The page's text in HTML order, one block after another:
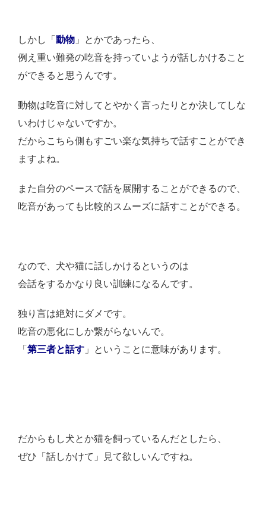
しかし「 動物 」とかであったら、
例え重い難発の吃音を持っていようが話しかけること
ができると思うんです。
動物は吃音に対してとやかく言ったりとか決してしな
いわけじゃないですか。
だからこちら側もすごい楽な気持ちで話すことができ
ますよね。
また自分のペースで話を展開することができるので、
吃音があっても比較的スムーズに話すことができる。
なので、犬や猫に話しかけるというのは
会話をするかなり良い訓練になるんです。
独り言は絶対にダメです。
吃音の悪化にしか繋がらないんで。
「 第三者と話す 」ということに意味があります。
だからもし犬とか猫を飼っているんだとしたら、
ぜひ「話しかけて」見て欲しいんですね。